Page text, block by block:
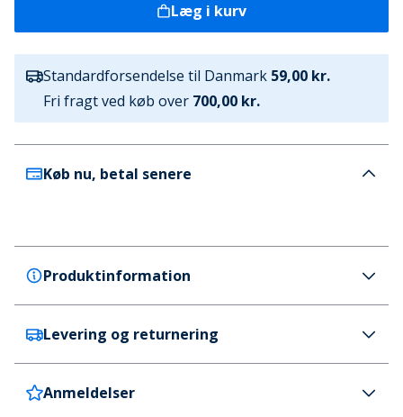
Læg i kurv
Standardforsendelse til Danmark 59,00 kr.
Fri fragt ved køb over 700,00 kr.
Køb nu, betal senere
Produktinformation
Moves
Moves Dame Fylla Sweater 2806 Nosegay
Farve
Lyserød
Levering og returnering
Danmark
59 kr. (700 kr.+ GRATIS)
Anmeldelser